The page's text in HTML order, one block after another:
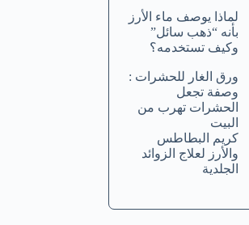
لماذا يوصف ماء الأرز
بأنه “ذهب سائل”
وكيف تستخدمه؟
ورق الغار للحشرات :
وصفة تجعل
الحشرات تهرب من
البيت
كريم البطاطس
والأرز لعلاج الزوائد
الجلدية